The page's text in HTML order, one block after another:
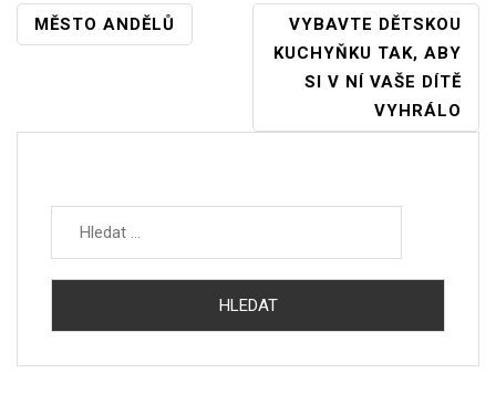
Navigace
MĚSTO ANDĚLŮ
VYBAVTE DĚTSKOU
KUCHYŇKU TAK, ABY
SI V NÍ VAŠE DÍTĚ
VYHRÁLO